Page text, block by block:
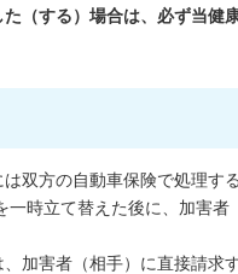
（する）場合は、必ず当健
双方の自動車保険で処理する
一時立て替えた後に、加害者
加害者（相手）に直接請求